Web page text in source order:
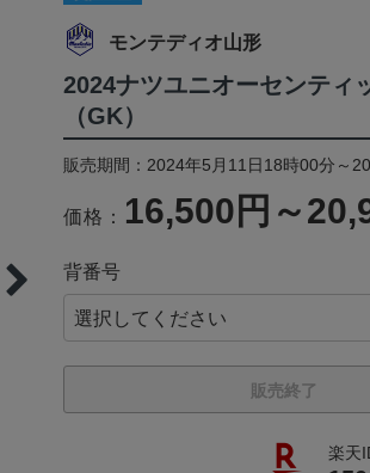
モンテディオ山形
2024ナツユニオーセンティ
（GK）
販売期間：2024年5月11日18時00分～
価格： 16,500円～
背番号
販売終了
楽天